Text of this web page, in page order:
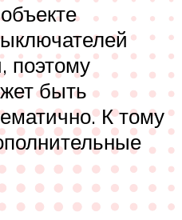
поэтому
быть
К тому